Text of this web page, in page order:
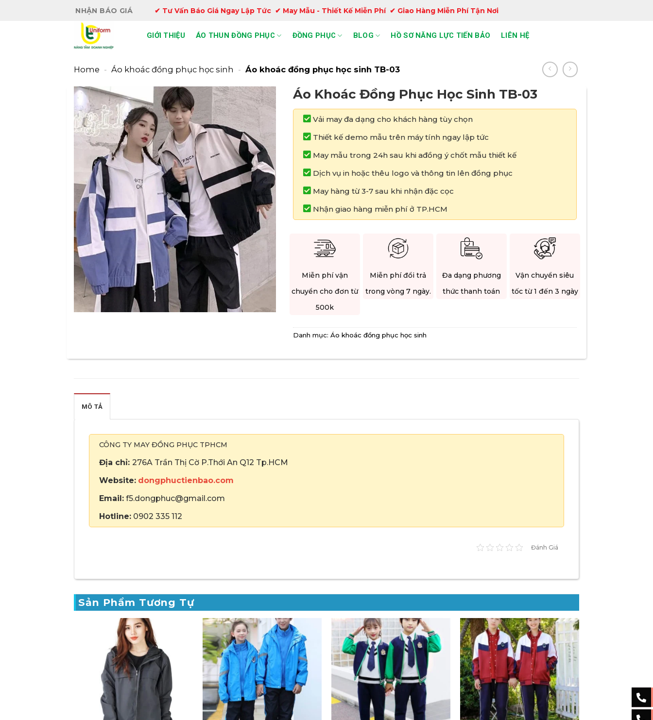
NHẬN BÁO GIÁ ✔ Tư Vấn Báo Giá Ngay Lập Tức ✔ May Mẫu - Thiết Kế Miễn Phí ✔ Giao Hàng Miễn Phí Tận Nơi
GIỚI THIỆU ÁO THUN ĐỒNG PHỤC ĐỒNG PHỤC BLOG HỒ SƠ NĂNG LỰC TIẾN BẢO LIÊN HỆ
Home - Áo khoác đồng phục học sinh - Áo khoác đồng phục học sinh TB-03
Áo Khoác Đồng Phục Học Sinh TB-03
Vải may đa dạng cho khách hàng tùy chọn
Thiết kế demo mẫu trên máy tính ngay lập tức
May mẫu trong 24h sau khi ađồng ý chốt mẫu thiết kế
Dịch vụ in hoặc thêu logo và thông tin lên đồng phục
May hàng từ 3-7 sau khi nhận đặc cọc
Nhận giao hàng miễn phí ở TP.HCM
Miễn phí vận
chuyển cho đơn từ
500k
Miễn phí đổi trả
trong vòng 7 ngày.
Đa dạng phương
thức thanh toán
Vận chuyển siêu
tốc từ 1 đến 3 ngày
Danh mục: Áo khoác đồng phục học sinh
MÔ TẢ
CÔNG TY MAY ĐỒNG PHỤC TPHCM
Địa chỉ: 276A Trần Thị Cờ P.Thới An Q12 Tp.HCM
Website: dongphuctienbao.com
Email: f5.dongphuc@gmail.com
Hotline: 0902 335 112
Đánh Giá
Sản Phẩm Tương Tự